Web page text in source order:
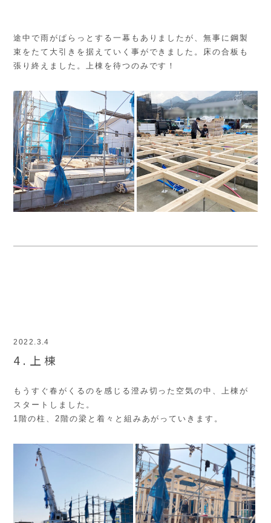
途中で雨がぱらっとする一幕もありましたが、無事に鋼製
束をたて大引きを据えていく事ができました。床の合板も
張り終えました。上棟を待つのみです！
2022.3.4
4.上棟
もうすぐ春がくるのを感じる澄み切った空気の中、上棟が
スタートしました。
1階の柱、2階の梁と着々と組みあがっていきます。